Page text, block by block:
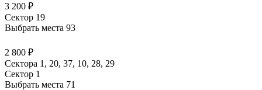
3 200 ₽
Сектор 19
Выбрать места 93
2 800 ₽
Сектора 1, 20, 37, 10, 28, 29
Сектор 1
Выбрать места 71